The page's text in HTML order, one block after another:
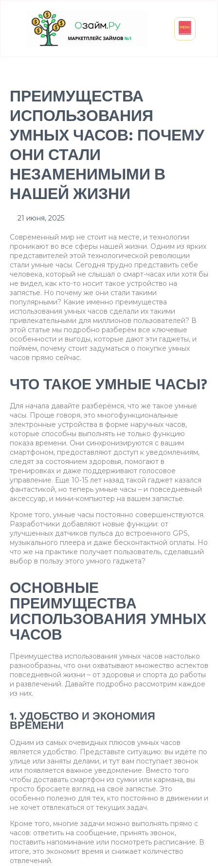
ПРЕИМУЩЕСТВА
ИСПОЛЬЗОВАНИЯ
УМНЫХ ЧАСОВ: ПОЧЕМУ
ОНИ СТАЛИ
НЕЗАМЕНИМЫМИ В
НАШЕЙ ЖИЗНИ
21 июня, 2025
Современный мир не стоит на месте, и технологии
проникают во все сферы нашей жизни. Одним из ярких
представителей этой технологической революции
стали умные часы. Сегодня трудно представить себе
человека, который не слышал о смарт-часах или хотя бы
не видел, как кто-то носит такое устройство на
запястье. Но почему же они стали такими
популярными? Какие именно преимущества
использования умных часов сделали их такими
привлекательными для миллионов пользователей? В
этой статье мы подробно разберём все ключевые
особенности и выгоды, которые дают эти гаджеты, и
поймём, почему стоит задуматься о покупке умных
часов прямо сейчас.
ЧТО ТАКОЕ УМНЫЕ ЧАСЫ?
Для начала давайте разберёмся, что же такое умные
часы. Проще говоря, это многофункциональные
электронные устройства в форме наручных часов,
которые способны выполнять не только функцию
показа времени. Они синхронизируются с вашим
смартфоном, предоставляют доступ к уведомлениям,
следят за состоянием здоровья, помогают в
тренировках и даже поддерживают голосовое
управление. Еще 10-15 лет назад такой гаджет казался
фантастикой, но теперь умные часы – и повседневный
аксессуар, и мини-компьютер на вашем запястье.
Кроме того, умные часы постоянно совершенствуются.
Разработчики добавляют новые функции: от
улучшенных датчиков пульса до встроенного GPS,
музыкального плеера и даже бесконтактной оплаты. Но
что же на практике получает пользователь, сделавший
выбор в пользу этого умного гаджета?
ОСНОВНЫЕ
ПРЕИМУЩЕСТВА
ИСПОЛЬЗОВАНИЯ УМНЫХ
ЧАСОВ
Преимущества использования умных часов настолько
разнообразны, что они охватывают множество аспектов
повседневной жизни – от здоровья и спорта до работы
и развлечений. Давайте подробно рассмотрим каждое
из них.
1. УДОБСТВО И ЭКОНОМИЯ
ВРЕМЕНИ
Одним из самых очевидных плюсов умных часов
является удобство. Представьте ситуацию: вы идёте по
улице или заняты делами, и тут вам поступает звонок
или появляется важное уведомление. Вместо того
чтобы доставать смартфон из сумки или кармана, вы
просто бросаете взгляд на своё запястье. Это
особенно полезно для тех, кто постоянно в движении и
не хочет отвлекаться от текущих задач.
Кроме того, многие задачи можно выполнять прямо с
часов: ответить на сообщение, принять звонок,
поставить напоминание или посмотреть расписание. В
итоге, это экономит время и снижает количество
отвлечений.